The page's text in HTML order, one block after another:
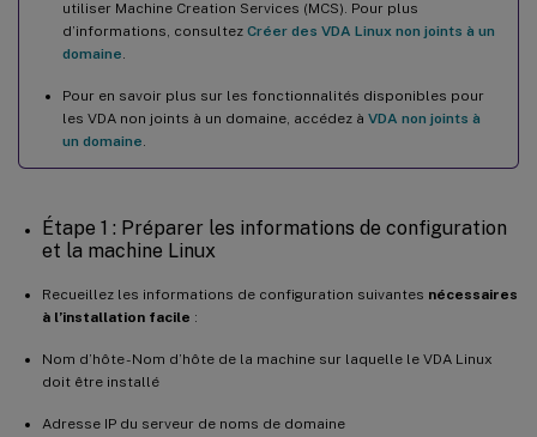
utiliser Machine Creation Services (MCS). Pour plus
d’informations, consultez Créer des VDA Linux non joints à un
domaine
Pour en savoir plus sur les fonctionnalités disponibles pour
les VDA non joints à un domaine, accédez à VDA non joints à
un domaine
Étape 1 : Préparer les informations de configuration
et la machine Linux
Recueillez les informations de configuration suivantes nécessaires
à l’installation facile :
Nom d’hôte - Nom d’hôte de la machine sur laquelle le VDA Linux
doit être installé
Adresse IP du serveur de noms de domaine